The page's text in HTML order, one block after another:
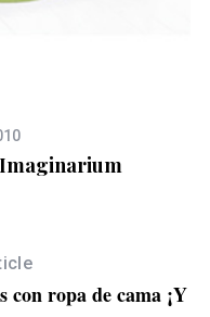
Imaginarium
ropa de cama ¡Y